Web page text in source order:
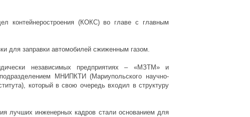
контейнеростроения (КОКС) во главе с главным
для заправки автомобилей сжиженным газом.
независимых предприятиях – «МЗТМ» и
МНИПКТИ (Мариупольского научно-
который в свою очередь входил в структуру
лучших инженерных кадров стали основанием для